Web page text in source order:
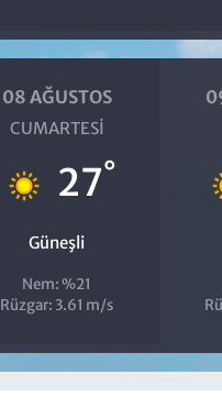
08 AĞUSTOS
CUMARTESI
27°
Güneşli
Nem: %21
Rüzgar: 3.61 m/s